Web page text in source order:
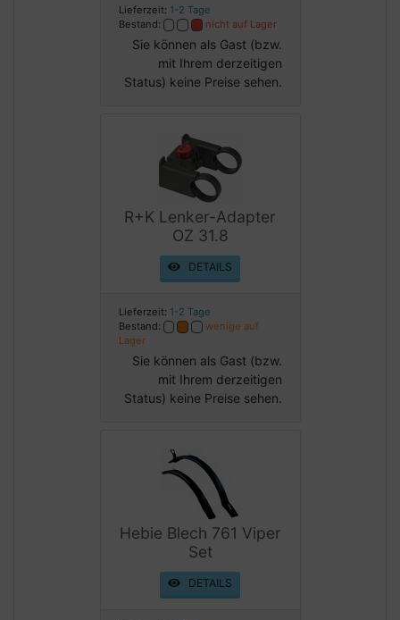
Lieferzeit: 1-2 Tage
Bestand:
nicht auf Lager
Sie können als Gast (bzw.
mit Ihrem derzeitigen
Status) keine Preise sehen.
R+K Lenker-Adapter
OZ 31.8
DETAILS
Lieferzeit: 1-2 Tage
Bestand:
wenige auf
Lager
Sie können als Gast (bzw.
mit Ihrem derzeitigen
Status) keine Preise sehen.
Hebie Blech 761 Viper
Set
DETAILS